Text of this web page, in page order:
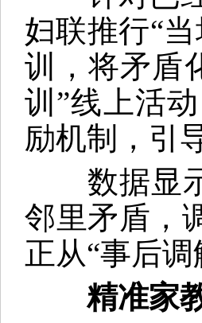
妇联推行“
训，将矛盾
训”线上活
励机制，引
数据显示
邻里矛盾，
正从“事后
精准家